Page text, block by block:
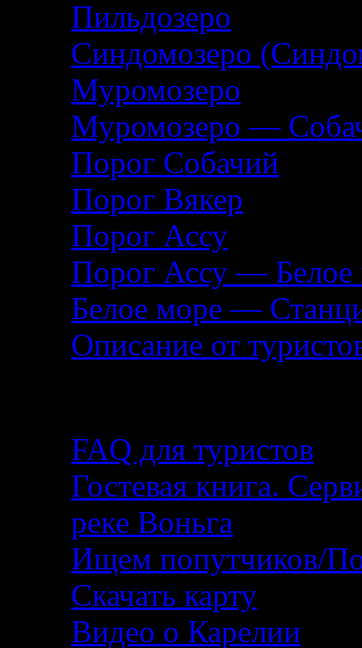
Пильдозеро
Синдомозеро
Муромозеро
Муромозеро —
Порог Собачий
Порог Вякер
Порог Ассу
Порог Ассу — Белое
Белое море —
Описание от
FAQ для туристов
Гостевая книга.
реке Воньга
Ищем попутчиков/
Скачать карту
Видео о Карелии